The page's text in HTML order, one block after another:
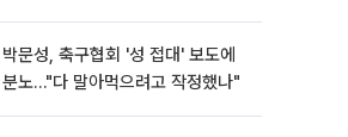
박문성, 축구협회 '성 접대' 보도에
분노…"다 말아먹으려고 작정했나"